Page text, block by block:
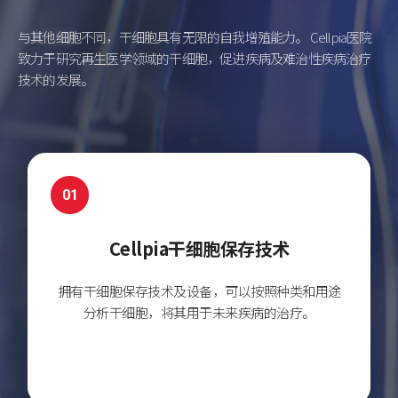
与其他细胞不同，干细胞具有无限的自我增殖能力。 Cellpia医院
致力于研究再生医学领域的干细胞，促进疾病及难治性疾病治疗
技术的发展。
01
Cellpia干细胞保存技术
拥有干细胞保存技术及设备， 可以按照种类和用途
分析干细胞， 将其用于未来疾病的治疗。